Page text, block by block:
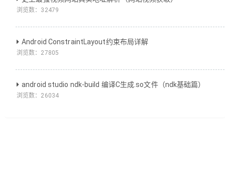
浏览数： 32479
Android ConstraintLayout约束布局详解
浏览数： 27805
android studio ndk-build 编译C生成.so文件（ndk基础篇）
浏览数： 26034